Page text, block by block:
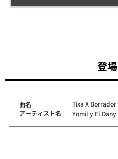
登
曲名
アーティスト名
Tixa X Borrador
Yomil y El